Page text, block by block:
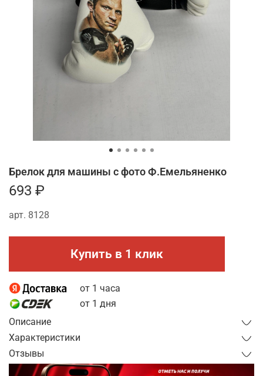
арт. 8128
Брелок для машины с фото Ф.Емельяненко
693 ₽
Купить в 1 клик
от 1 часа
от 1 дня
Описание
Характеристики
Отзывы